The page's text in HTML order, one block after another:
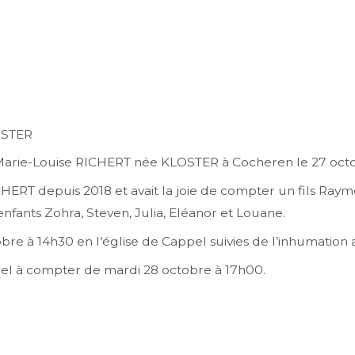
Louise RICHERT née KLOSTER à Cocheren le 27
depuis 2018 et avait la joie de compter un fils
Zohra, Steven, Julia, Eléanor et Louane.
à 14h30 en l’église de Cappel suivies de
à compter de mardi 28 octobre à 17h00.